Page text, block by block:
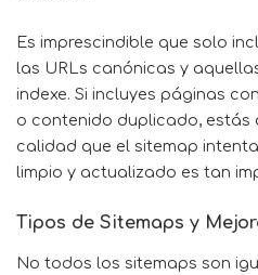
Es imprescindible que solo
las URLs canónicas y
indexe. Si incluyes páginas
o contenido duplicado, estás
calidad que el sitemap
limpio y actualizado es tan
Tipos de Sitemaps y
No todos los sitemaps son